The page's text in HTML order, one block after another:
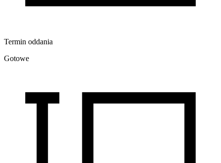
Termin oddania
Gotowe